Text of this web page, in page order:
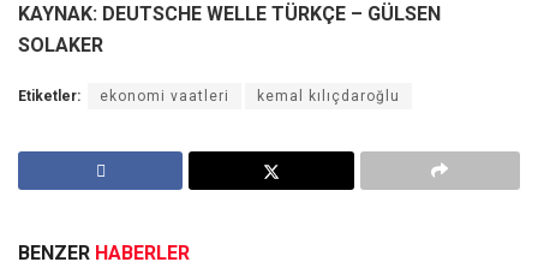
KAYNAK: DEUTSCHE WELLE TÜRKÇE – GÜLSEN
SOLAKER
Etiketler: ekonomi vaatleri kemal kılıçdaroğlu
BENZER HABERLER